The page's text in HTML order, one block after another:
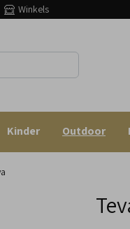
Winkels
Kinder Outdoor